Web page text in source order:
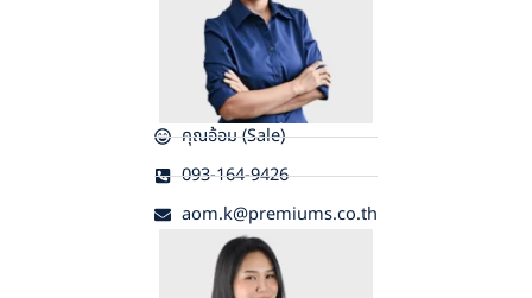
คุณอ้อม (Sale)
093-164-9426
aom.k@premiums.co.th